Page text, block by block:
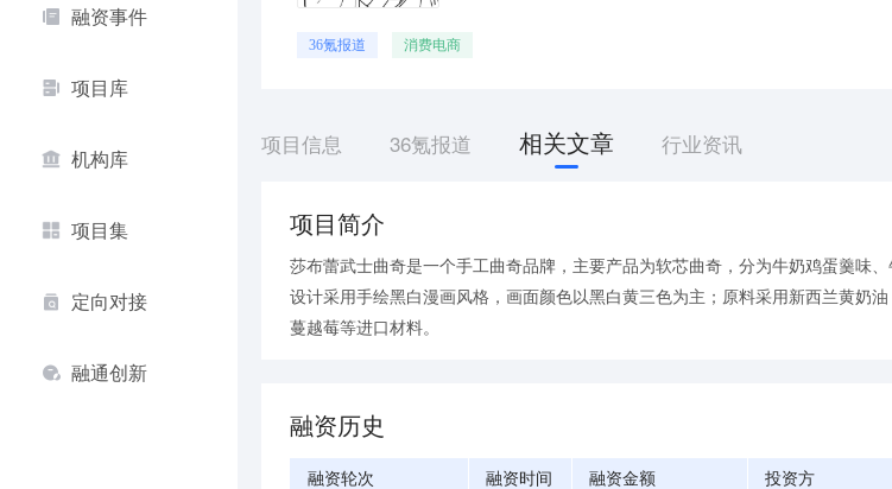
融资事件
项目库
机构库
项目集
定向对接
融通创新
36氪报道 消费电商
项目信息 36氪报道 相关文章 行业资讯
项目简介
莎布蕾武士曲奇是一个手工曲奇品牌，主要产品为软芯曲奇，分为牛奶鸡蛋羹味
设计采用手绘黑白漫画风格，画面颜色以黑白黄三色为主；原料采用新西兰黄奶
蔓越莓等进口材料。
融资历史
融资轮次 融资时间 融资金额 投资方